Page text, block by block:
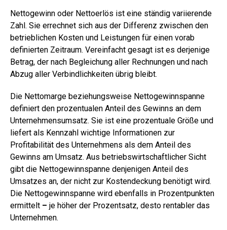
Nettogewinn oder Nettoerlös ist eine ständig variierende
Zahl. Sie errechnet sich aus der Differenz zwischen den
betrieblichen Kosten und Leistungen für einen vorab
definierten Zeitraum. Vereinfacht gesagt ist es derjenige
Betrag, der nach Begleichung aller Rechnungen und nach
Abzug aller Verbindlichkeiten übrig bleibt.
Die Nettomarge beziehungsweise Nettogewinnspanne
definiert den prozentualen Anteil des Gewinns an dem
Unternehmensumsatz. Sie ist eine prozentuale Größe und
liefert als Kennzahl wichtige Informationen zur
Profitabilität des Unternehmens als dem Anteil des
Gewinns am Umsatz. Aus betriebswirtschaftlicher Sicht
gibt die Nettogewinnspanne denjenigen Anteil des
Umsatzes an, der nicht zur Kostendeckung benötigt wird.
Die Nettogewinnspanne wird ebenfalls in Prozentpunkten
ermittelt – je höher der Prozentsatz, desto rentabler das
Unternehmen.